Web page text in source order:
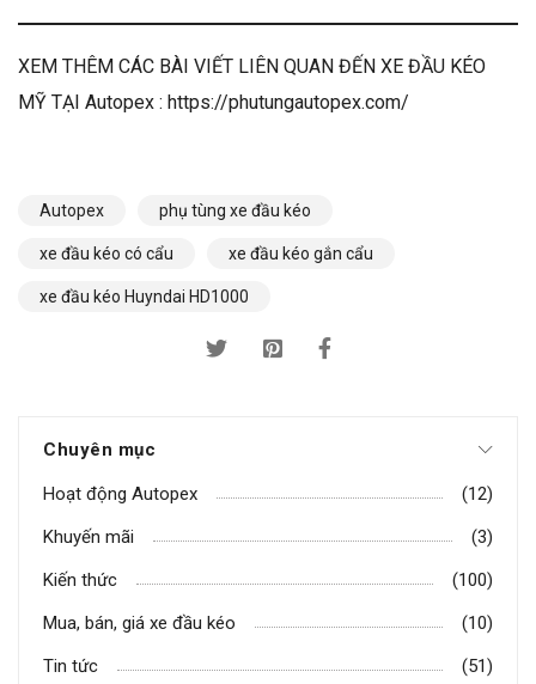
XEM THÊM CÁC BÀI VIẾT LIÊN QUAN ĐẾN XE ĐẦU KÉO
MỸ TẠI Autopex : https://phutungautopex.com/
Autopex phụ tùng xe đầu kéo
xe đầu kéo có cẩu xe đầu kéo gắn cẩu
xe đầu kéo Huyndai HD1000
Chuyên mục
Hoạt động Autopex
(12)
Khuyến mãi
(3)
Kiến thức
(100)
Mua, bán, giá xe đầu kéo
(10)
Tin tức
(51)